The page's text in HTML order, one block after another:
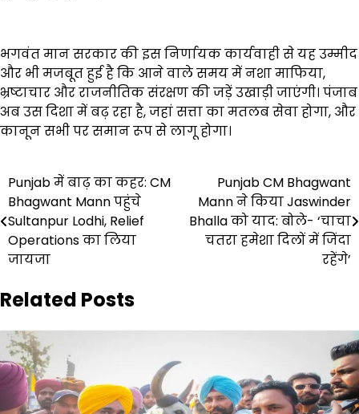
भगवंत मान सरकार की इस निर्णायक कार्यवाही से यह उम्मीद
और भी मजबूत हुई है कि आने वाले समय में नशा माफिया,
भ्रष्टाचार और राजनीतिक संरक्षण की जड़ें उखाड़ी जाएंगी। पंजाब
अब उस दिशा में बढ़ रहा है, जहां सत्ता का मतलब सेवा होगा, और
कानून सभी पर समान रूप से लागू होगा।
Post
navigation
Punjab में बाढ़ का कहर: CM
Bhagwant Mann पहुंचे
Sultanpur Lodhi, Relief
Operations का लिया
जायजा
Punjab CM Bhagwant
Mann ने किया Jaswinder
Bhalla को याद: बोले- ‘चाचा
चतरा हमेशा दिलों में जिंदा
रहेंगे’
Related Posts